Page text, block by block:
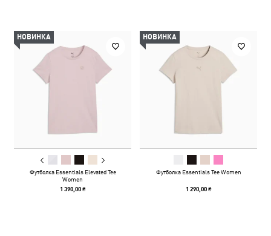
НОВИНКА
Футболка Essentials Elevated Tee
Women
1 390,00 ₴
НОВИНКА
Футболка Essentials Tee Women
1 290,00 ₴